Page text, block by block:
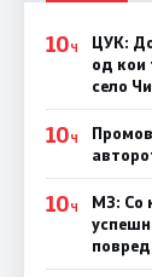
10Ч
ЦУК:
од кои
село
10Ч
10Ч
МЗ: Со